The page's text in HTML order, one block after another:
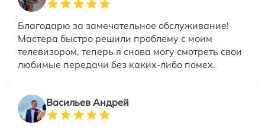
Благодарю за замечательное обслуживание!
Мастера быстро решили проблему с моим
телевизором, теперь я снова могу смотреть свои
любимые передачи без каких-либо помех.
Васильев Андрей